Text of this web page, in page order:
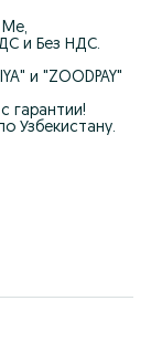
и Без НДС.
и "ZOODPAY"
гарантии!
Узбекистану.
центра